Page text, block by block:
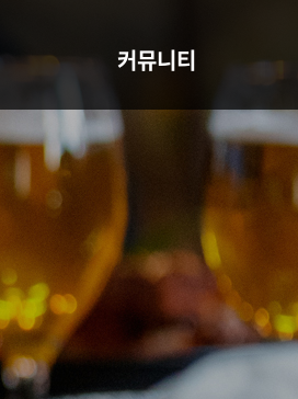
커뮤니티
고객의소리